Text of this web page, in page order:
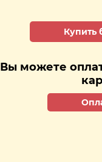
Купить
Вы можете